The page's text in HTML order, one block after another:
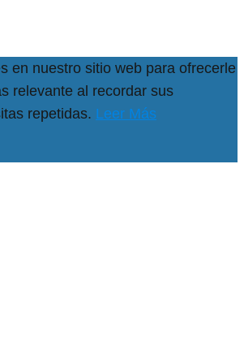
en nuestro sitio web para ofrecerle
relevante al recordar sus
repetidas. Leer Más